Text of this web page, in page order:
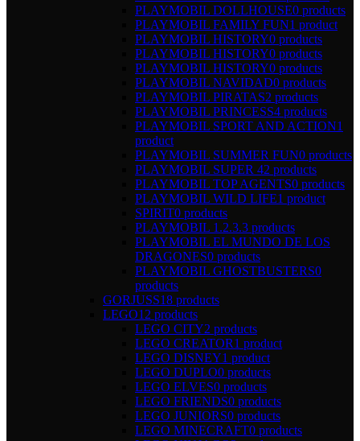
PLAYMOBIL DOLLHOUSE0 products
PLAYMOBIL FAMILY FUN1 product
PLAYMOBIL HISTORY0 products
PLAYMOBIL HISTORY0 products
PLAYMOBIL HISTORY0 products
PLAYMOBIL NAVIDAD0 products
PLAYMOBIL PIRATAS2 products
PLAYMOBIL PRINCESS4 products
PLAYMOBIL SPORT AND ACTION1
product
PLAYMOBIL SUMMER FUN0 products
PLAYMOBIL SUPER 42 products
PLAYMOBIL TOP AGENTS0 products
PLAYMOBIL WILD LIFE1 product
SPIRIT0 products
PLAYMOBIL 1.2.3.3 products
PLAYMOBIL EL MUNDO DE LOS
DRAGONES0 products
PLAYMOBIL GHOSTBUSTERS0
products
GORJUSS18 products
LEGO12 products
LEGO CITY2 products
LEGO CREATOR1 product
LEGO DISNEY1 product
LEGO DUPLO0 products
LEGO ELVES0 products
LEGO FRIENDS0 products
LEGO JUNIORS0 products
LEGO MINECRAFT0 products